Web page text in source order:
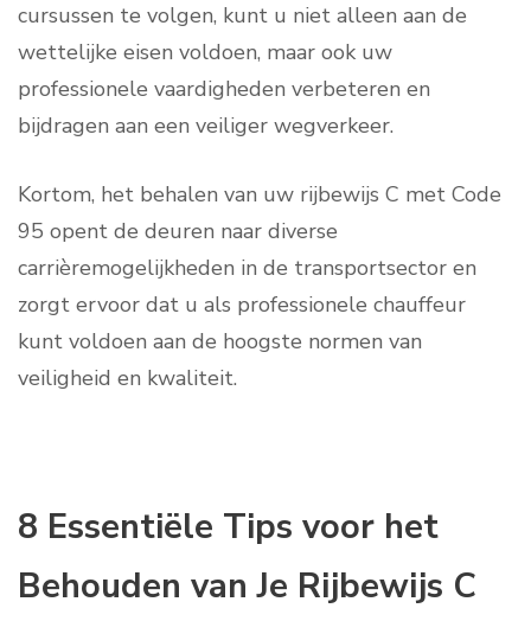
cursussen te volgen, kunt u niet alleen aan de
wettelijke eisen voldoen, maar ook uw
professionele vaardigheden verbeteren en
bijdragen aan een veiliger wegverkeer.
Kortom, het behalen van uw rijbewijs C met Code
95 opent de deuren naar diverse
carrièremogelijkheden in de transportsector en
zorgt ervoor dat u als professionele chauffeur
kunt voldoen aan de hoogste normen van
veiligheid en kwaliteit.
8 Essentiële Tips voor het
Behouden van Je Rijbewijs C